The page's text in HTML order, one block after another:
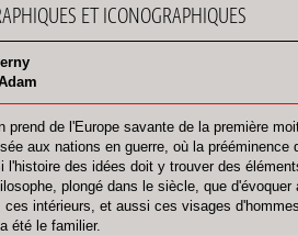
ET ICONOGRAPHIQUES
prend de l'Europe savante de la première
aux nations en guerre, où la prééminence
l'histoire des idées doit y trouver des
plongé dans le siècle, que d'évoquer
intérieurs, et aussi ces visages
été le familier.